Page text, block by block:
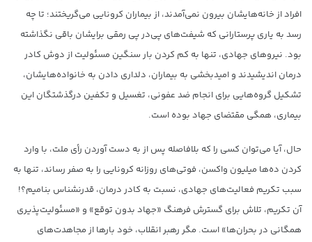
افراد از خانه‌هایشان بیرون نمی‌آمدند، از بیماران کرونایی می‌گریختند؛ تا چه
رسد به یاری پرستارانی که شیفت‌های پی‌در پی رمقی برایشان باقی نگذاشته
بود. نیروهای جهادی، تنها به کم کردن بار سنگین مسئولیت از دوش کادر
درمان اندیشیدند و امیدبخشی به بیماران، دلداری دادن به خانواده‌هایشان،
تشکیل گروه‌هایی برای انجام ضد عفونی، تغسیل و تکفین درگذشتگان این
بیماری، همگی مقتضای جهاد بوده است.
حال، آیا می‌توان کسی را که بلافاصله پس از به دست آوردن رأی ملت، با وارد
کردن ده‌ها میلیون واکسن، فوتی‌های روزانه کرونایی را به صفر رساند، تنها به
سبب تکریم فعالیت‌های جهادی، نسبت به کادر درمان، قدرنشناس بنامیم؟!
آن تکریم، تلاش برای گسترش فرهنگ «جهاد بدون توقع» و «مسئولیت‌پذیری
همگانی در بحران‌ها» است. مگر رهبر انقلاب، خود بارها از مجاهدت‌های